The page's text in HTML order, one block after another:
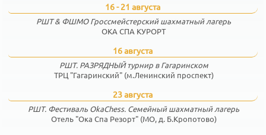
16 - 21 августа
РШТ & ФШМО Гроссмейстерский шахматный лагерь
ОКА СПА КУРОРТ
16 августа
РШТ. РАЗРЯДНЫЙ турнир в Гагаринском
ТРЦ "Гагаринский" (м.Ленинский проспект)
23 августа
РШТ. Фестиваль OkaChess. Семейный шахматный лагерь
Отель "Ока Спа Резорт" (МО, д. Б.Кропотово)